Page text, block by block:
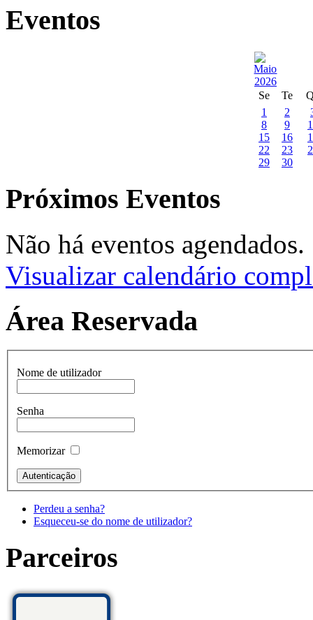
Eventos
Se Te
1
2
8
9
15
16
22
23
29
30
Próximos Eventos
Não há eventos agendados.
Visualizar calendário
Área Reservada
Nome de utilizador
Senha
Memorizar
Perdeu a senha?
Esqueceu-se do nome de utilizador?
Parceiros